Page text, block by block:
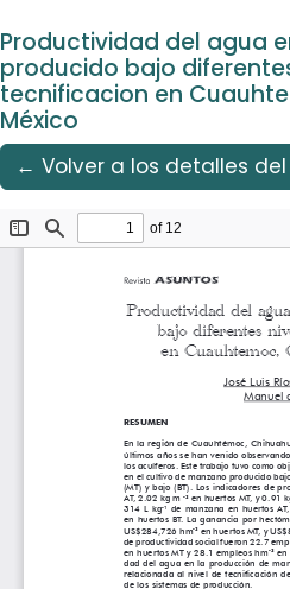
Productividad del agua
producido bajo
tecnificacion en
México
← Volver a los detalles